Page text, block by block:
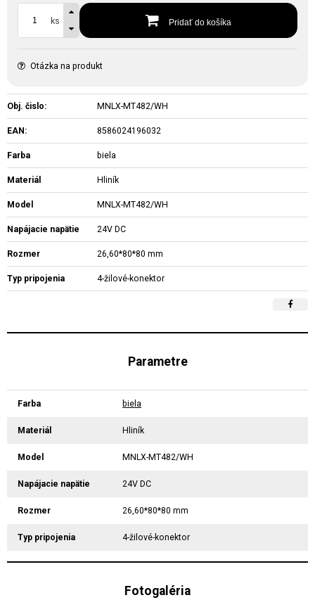
ks Pridať do košíka
Otázka na produkt
Obj. čislo: MNLX-MT482/WH
EAN: 8586024196032
Farba biela
Materiál Hliník
Model MNLX-MT482/WH
Napájacie napätie 24V DC
Rozmer 26,60*80*80 mm
Typ pripojenia 4-žilové-konektor
Parametre
Farba biela
Materiál Hliník
Model MNLX-MT482/WH
Napájacie napätie 24V DC
Rozmer 26,60*80*80 mm
Typ pripojenia 4-žilové-konektor
Fotogaléria